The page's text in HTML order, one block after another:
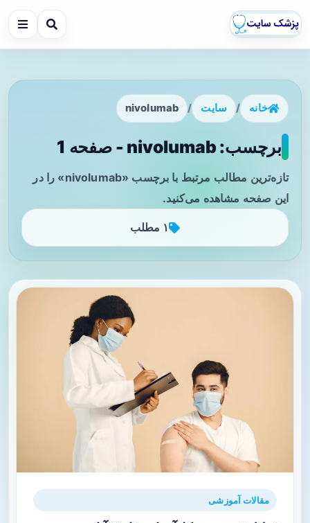
خانه / سایت /
nivolumab
برچسب: nivolumab - صفحه 1
تازه‌ترین مطالب مرتبط با برچسب «nivolumab» را در
این صفحه مشاهده می‌کنید.
۱ مطلب
مقالات آموزشی